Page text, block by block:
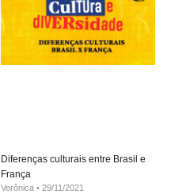
Diferenças culturais entre Brasil e
França
Verônica 29/11/2021